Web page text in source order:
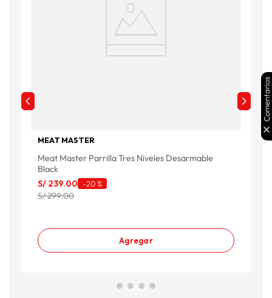
MEAT MASTER
Meat Master Parrilla Tres Niveles Desarmable
Black
S/ 239.00 -20 %
S/ 299.00
Agregar
Comentarios